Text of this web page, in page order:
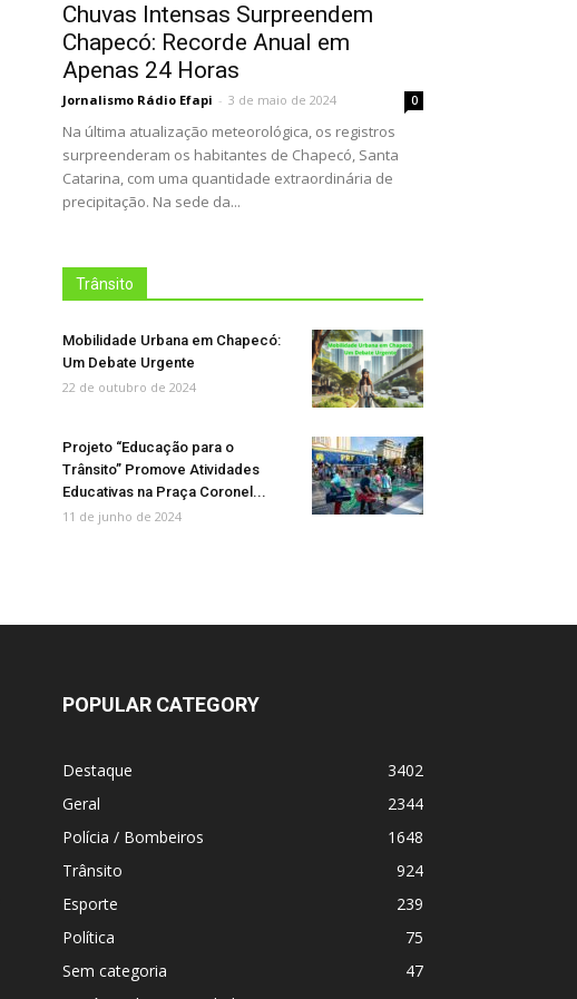
Chuvas Intensas Surpreendem
Chapecó: Recorde Anual em
Apenas 24 Horas
Jornalismo Rádio Efapi - 3 de maio de 2024 0
Na última atualização meteorológica, os registros
surpreenderam os habitantes de Chapecó, Santa
Catarina, com uma quantidade extraordinária de
precipitação. Na sede da...
Trânsito
Mobilidade Urbana em Chapecó:
Um Debate Urgente
22 de outubro de 2024
Projeto “Educação para o
Trânsito” Promove Atividades
Educativas na Praça Coronel...
11 de junho de 2024
POPULAR CATEGORY
Destaque
3402
Geral
2344
Polícia / Bombeiros
1648
Trânsito
924
Esporte
239
Política
75
Sem categoria
47